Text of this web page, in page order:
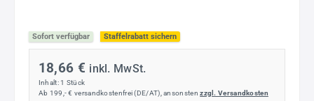
Sofort verfügbar Staffelrabatt sichern
18,66 € inkl. MwSt.
Inhalt: 1 Stück
Ab 199,- € versandkostenfrei (DE/AT), ansonstenzzgl. Versandkosten